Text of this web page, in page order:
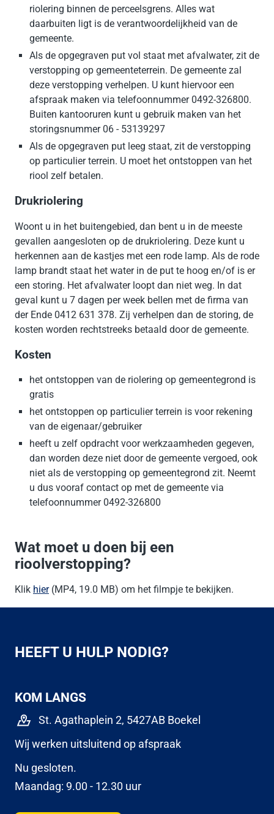
riolering binnen de perceelsgrens. Alles wat
daarbuiten ligt is de verantwoordelijkheid van de
gemeente.
Als de opgegraven put vol staat met afvalwater, zit de
verstopping op gemeenteterrein. De gemeente zal
deze verstopping verhelpen. U kunt hiervoor een
afspraak maken via telefoonnummer 0492-326800.
Buiten kantooruren kunt u gebruik maken van het
storingsnummer 06 - 53139297
Als de opgegraven put leeg staat, zit de verstopping
op particulier terrein. U moet het ontstoppen van het
riool zelf betalen.
Drukriolering
Woont u in het buitengebied, dan bent u in de meeste
gevallen aangesloten op de drukriolering. Deze kunt u
herkennen aan de kastjes met een rode lamp. Als de rode
lamp brandt staat het water in de put te hoog en/of is er
een storing. Het afvalwater loopt dan niet weg. In dat
geval kunt u 7 dagen per week bellen met de firma van
der Ende 0412 631 378. Zij verhelpen dan de storing, de
kosten worden rechtstreeks betaald door de gemeente.
Kosten
het ontstoppen van de riolering op gemeentegrond is
gratis
het ontstoppen op particulier terrein is voor rekening
van de eigenaar/gebruiker
heeft u zelf opdracht voor werkzaamheden gegeven,
dan worden deze niet door de gemeente vergoed, ook
niet als de verstopping op gemeentegrond zit. Neemt
u dus vooraf contact op met de gemeente via
telefoonnummer 0492-326800
Wat moet u doen bij een
rioolverstopping?
Klik hier(MP4, 19.0 MB) om het filmpje te bekijken.
HEEFT U HULP NODIG?
KOM LANGS
St. Agathaplein 2, 5427AB Boekel
Wij werken uitsluitend op afspraak
Nu gesloten.
Maandag: 9.00 - 12.30 uur